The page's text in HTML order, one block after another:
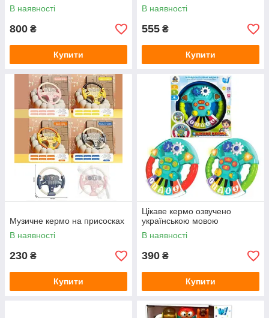
В наявності
800 ₴
Купити
В наявності
555 ₴
Купити
Музичне кермо на присосках
В наявності
230 ₴
Купити
Цікаве кермо озвучено
українською мовою
В наявності
390 ₴
Купити